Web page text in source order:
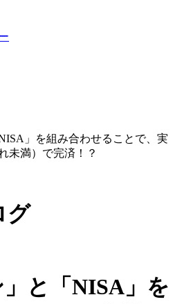
」を組み合わせることで、実
未満）で完済！？
グ
」と「NISA」を